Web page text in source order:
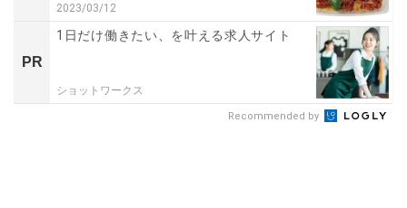
2023/03/12
PR
1日だけ働きたい、を叶える求人サイト
ショットワークス
Recommended by